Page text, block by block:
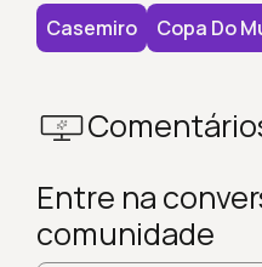
Casemiro Copa Do
Entre na
comunidade